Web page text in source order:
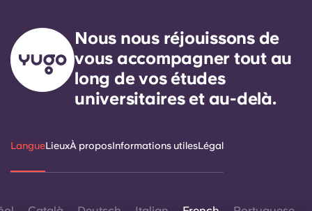
Nous nous réjouissons de
vous accompagner tout au
long de vos études
universitaires et au-delà.
LangueLieuxÀ proposInformations utilesLégal